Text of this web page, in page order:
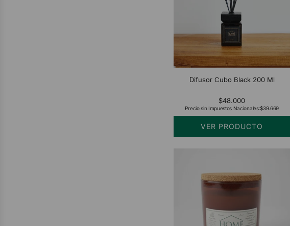
Difusor Cubo Black 200 Ml
$48.000
Precio sin Impuestos Nacionales:$39.669
VER PRODUCTO